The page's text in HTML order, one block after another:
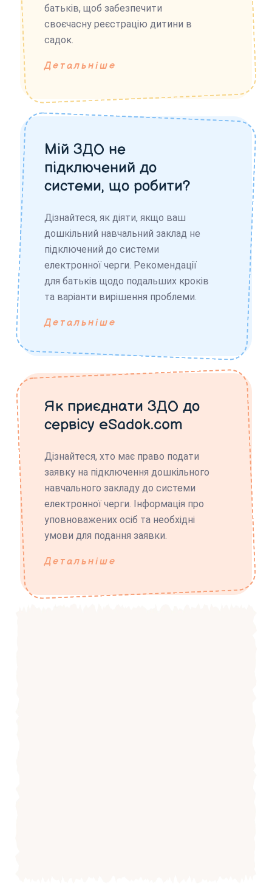
батьків, щоб забезпечити
своєчасну реєстрацію дитини в
садок.
Детальніше
Мій ЗДО не
підключений до
системи, що робити?
Дізнайтеся, як діяти, якщо ваш
дошкільний навчальний заклад не
підключений до системи
електронної черги. Рекомендації
для батьків щодо подальших кроків
та варіанти вирішення проблеми.
Детальніше
Як приєднати ЗДО до
сервісу eSadok.com
Дізнайтеся, хто має право подати
заявку на підключення дошкільного
навчального закладу до системи
електронної черги. Інформація про
уповноважених осіб та необхідні
умови для подання заявки.
Детальніше